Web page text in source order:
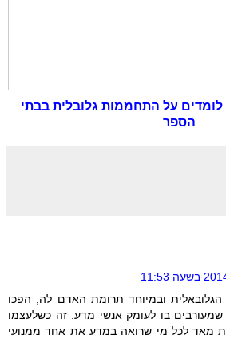
על התחממות גלובלית בבתי
הספר
ובמיוחד תרומת האדם לה, הפכו
שמעורבים בו לעומק אנשי מדע. זה כשלעצמו
מאד לכל מי שרואה במדע את אחד ממנועי